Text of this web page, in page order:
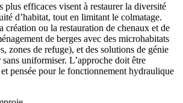
plus efficaces visent à restaurer la diversité
d’habitat, tout en limitant le colmatage.
création ou la restauration de chenaux et de
de berges avec des microhabitats
zones de refuge), et des solutions de génie
uniformiser. L’approche doit être
pensée pour le fonctionnement hydraulique